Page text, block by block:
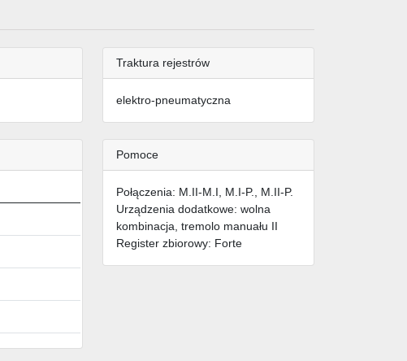
Traktura rejestrów
elektro-pneumatyczna
Pomoce
Połączenia: M.II-M.I, M.I-P., M.II-P.
Urządzenia dodatkowe: wolna
kombinacja, tremolo manuału II
Register zbiorowy: Forte